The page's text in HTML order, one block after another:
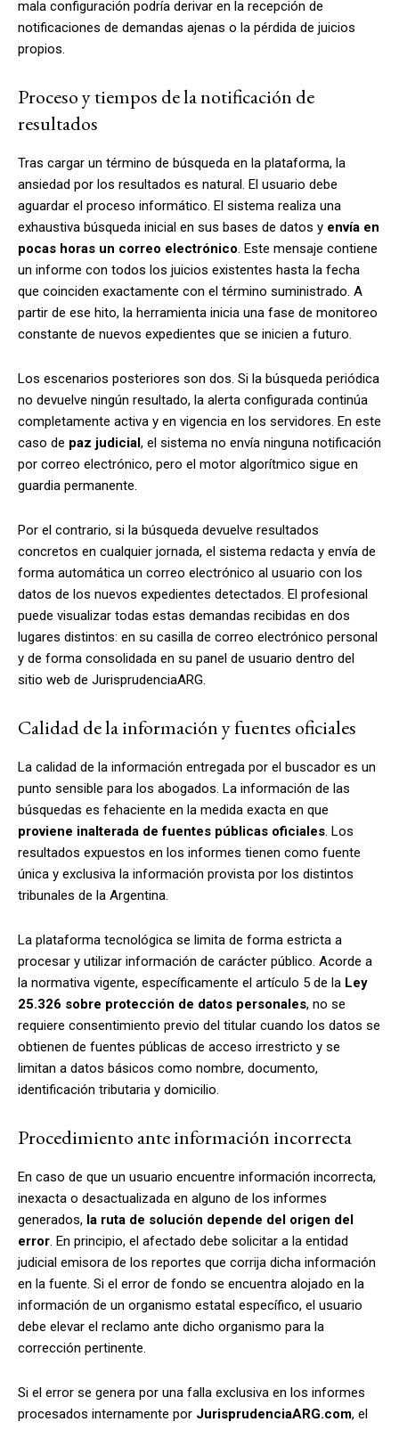
mala configuración podría derivar en la recepción de
notificaciones de demandas ajenas o la pérdida de juicios
propios.
Proceso y tiempos de la notificación de
resultados
Tras cargar un término de búsqueda en la plataforma, la
ansiedad por los resultados es natural. El usuario debe
aguardar el proceso informático. El sistema realiza una
exhaustiva búsqueda inicial en sus bases de datos y envía en
pocas horas un correo electrónico. Este mensaje contiene
un informe con todos los juicios existentes hasta la fecha
que coinciden exactamente con el término suministrado. A
partir de ese hito, la herramienta inicia una fase de monitoreo
constante de nuevos expedientes que se inicien a futuro.
Los escenarios posteriores son dos. Si la búsqueda periódica
no devuelve ningún resultado, la alerta configurada continúa
completamente activa y en vigencia en los servidores. En este
caso de paz judicial, el sistema no envía ninguna notificación
por correo electrónico, pero el motor algorítmico sigue en
guardia permanente.
Por el contrario, si la búsqueda devuelve resultados
concretos en cualquier jornada, el sistema redacta y envía de
forma automática un correo electrónico al usuario con los
datos de los nuevos expedientes detectados. El profesional
puede visualizar todas estas demandas recibidas en dos
lugares distintos: en su casilla de correo electrónico personal
y de forma consolidada en su panel de usuario dentro del
sitio web de JurisprudenciaARG.
Calidad de la información y fuentes oficiales
La calidad de la información entregada por el buscador es un
punto sensible para los abogados. La información de las
búsquedas es fehaciente en la medida exacta en que
proviene inalterada de fuentes públicas oficiales. Los
resultados expuestos en los informes tienen como fuente
única y exclusiva la información provista por los distintos
tribunales de la Argentina.
La plataforma tecnológica se limita de forma estricta a
procesar y utilizar información de carácter público. Acorde a
la normativa vigente, específicamente el artículo 5 de la Ley
25.326 sobre protección de datos personales, no se
requiere consentimiento previo del titular cuando los datos se
obtienen de fuentes públicas de acceso irrestricto y se
limitan a datos básicos como nombre, documento,
identificación tributaria y domicilio.
Procedimiento ante información incorrecta
En caso de que un usuario encuentre información incorrecta,
inexacta o desactualizada en alguno de los informes
generados, la ruta de solución depende del origen del
error. En principio, el afectado debe solicitar a la entidad
judicial emisora de los reportes que corrija dicha información
en la fuente. Si el error de fondo se encuentra alojado en la
información de un organismo estatal específico, el usuario
debe elevar el reclamo ante dicho organismo para la
corrección pertinente.
Si el error se genera por una falla exclusiva en los informes
procesados internamente por JurisprudenciaARG.com, el